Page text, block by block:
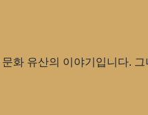
화 유산의 이야기입니다.